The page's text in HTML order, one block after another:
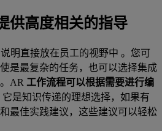
供高度相关的指导
说明直接放在员工的视野中 。您可
是最复杂的任务，也可以选择集成
AR 工作流程可以根据需要进行编
它是知识传递的理想选择，如果有
最佳实践建议，这些建议可以轻松